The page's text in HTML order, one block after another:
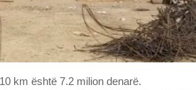
km është 7.2 milion denarë.